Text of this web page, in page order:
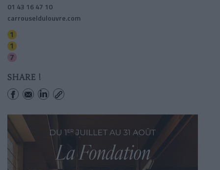
01 43 16 47 10
carrouseldulouvre.com
SHARE !